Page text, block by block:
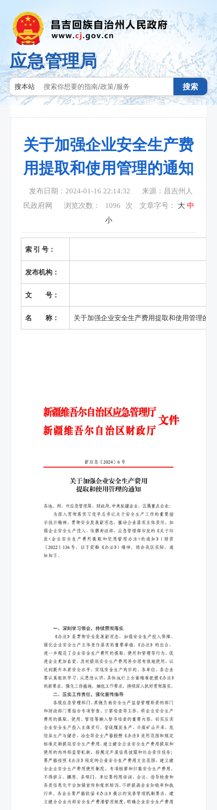
应急管理局
搜本站 搜索
关于加强企业安全生产费
用提取和使用管理的通知
发布日期：2024-01-16 22:14:32
来源：昌吉州人
民政府网
浏览次数： 1096 次 文章字号： 大 中
小
索 引 号：
发布机构：
文 号：
名 称： 关于加强企业安全生产费用提取和使用管理的